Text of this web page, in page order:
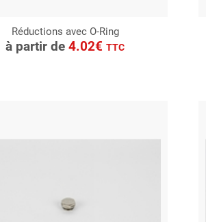
Réductions avec O-Ring
à partir de4.02€TTC
CONSULTER
Demande de devis